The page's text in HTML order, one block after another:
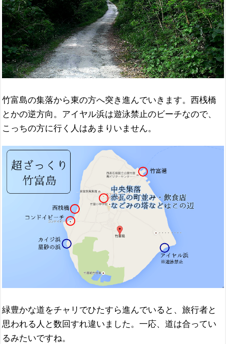
竹富島の集落から東の方へ突き進んでいきます。西桟橋
とかの逆方向。アイヤル浜は遊泳禁止のビーチなので、
こっちの方に行く人はあまりいません。
緑豊かな道をチャリでひたすら進んでいると、旅行者と
思われる人と数回すれ違いました。一応、道は合ってい
るみたいですね。